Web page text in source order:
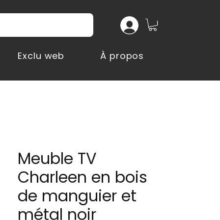
Exclu web À propos
Meuble TV
Charleen en bois
de manguier et
métal noir